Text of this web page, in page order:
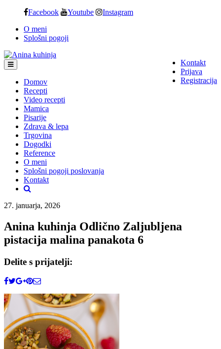
content
Facebook Youtube Instagram
O meni
Splošni pogoji
Kontakt
Prijava
Registracija
Domov
Recepti
Video recepti
Mamica
Pisarije
Zdrava & lepa
Trgovina
Dogodki
Reference
O meni
Splošni pogoji poslovanja
Kontakt
27. januarja, 2026
Anina kuhinja Odlično Zaljubljena
pistacija malina panakota 6
Delite s prijatelji: